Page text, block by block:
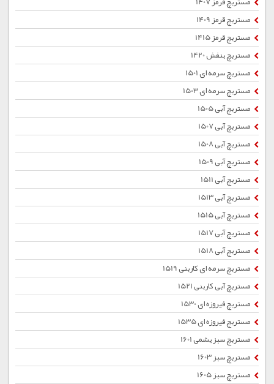
مستربچ قرمز 1409
مستربچ قرمز 1415
مستربچ بنفش 1420
مستربچ سرمه ای 1501
مستربچ سرمه ای 1503
مستربچ آبی 1505
مستربچ آبی 1507
مستربچ آبی 1508
مستربچ آبی 1509
مستربچ آبی 1511
مستربچ آبی 1513
مستربچ آبی 1515
مستربچ آبی 1517
مستربچ آبی 1518
مستربچ سرمه ای کاربنی 1519
مستربچ آبی کاربنی 1521
مستربچ فیروزه ای 1530
مستربچ فیروزه ای 1535
مستربچ سبز یشمی 1601
مستربچ سبز 1603
مستربچ سبز 1605